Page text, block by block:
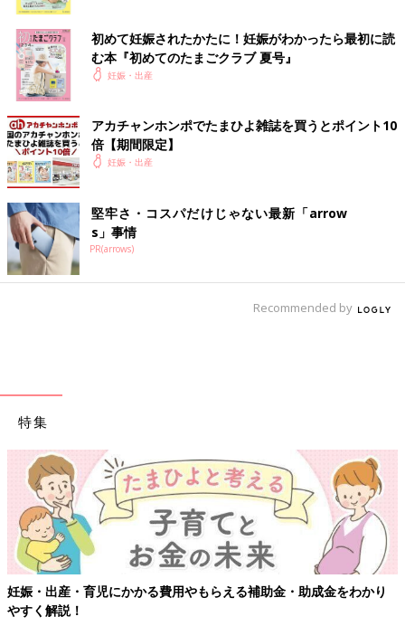
初めて妊娠されたかたに！妊娠がわかったら最初に読
む本『初めてのたまごクラブ 夏号』
妊娠・出産
アカチャンホンポでたまひよ雑誌を買うとポイント10
倍【期間限定】
妊娠・出産
堅牢さ・コスパだけじゃない最新「arrow
s」事情
PR(arrows)
Recommended by
特集
妊娠・出産・育児にかかる費用やもらえる補助金・助成金をわかり
やすく解説！